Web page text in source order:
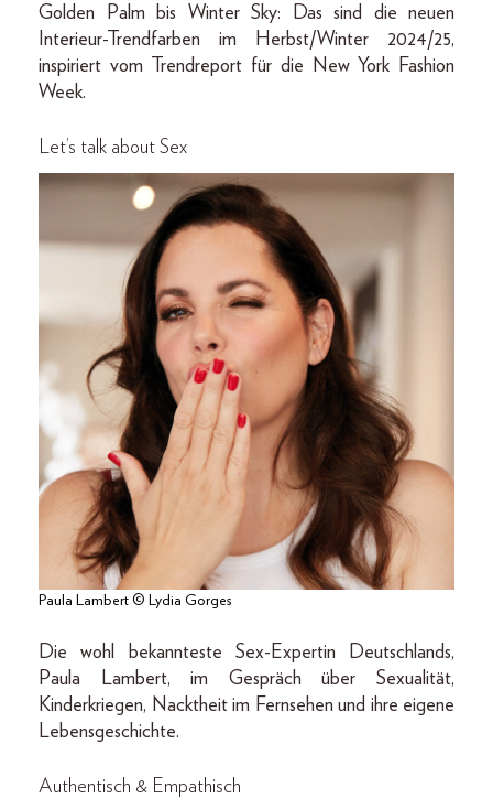
Golden Palm bis Winter Sky: Das sind die neuen
Interieur-Trendfarben im Herbst/Winter 2024/25,
inspiriert vom Trendreport für die New York Fashion
Week.
Let’s talk about Sex
Paula Lambert © Lydia Gorges
Die wohl bekannteste Sex-Expertin Deutschlands,
Paula Lambert, im Gespräch über Sexualität,
Kinderkriegen, Nacktheit im Fernsehen und ihre eigene
Lebensgeschichte.
Authentisch & Empathisch